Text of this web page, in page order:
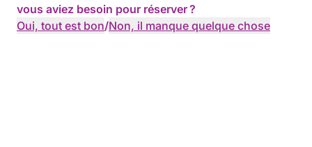
vous aviez besoin pour réserver ?
Oui, tout est bon/Non, il manque quelque chose